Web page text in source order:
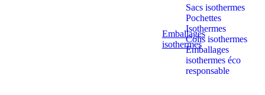
Emballages
isothermes
Sacs isothermes
Pochettes
Isothermes
Colis isothermes
Emballages
isothermes éco
responsable